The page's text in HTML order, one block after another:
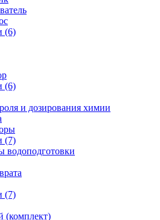
(6)
(6)
и дозирования химии
(7)
водоподготовки
(7)
(комплект)